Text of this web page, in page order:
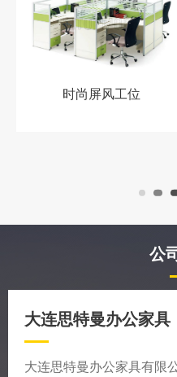
时尚屏风工位
公
大连思特曼办公家具
大连思特曼办公家具有限